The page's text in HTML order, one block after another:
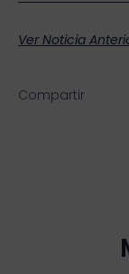
Ver Noticia
Compartir